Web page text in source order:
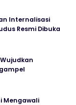
Internalisasi
Resmi Dibuka
Mengawali